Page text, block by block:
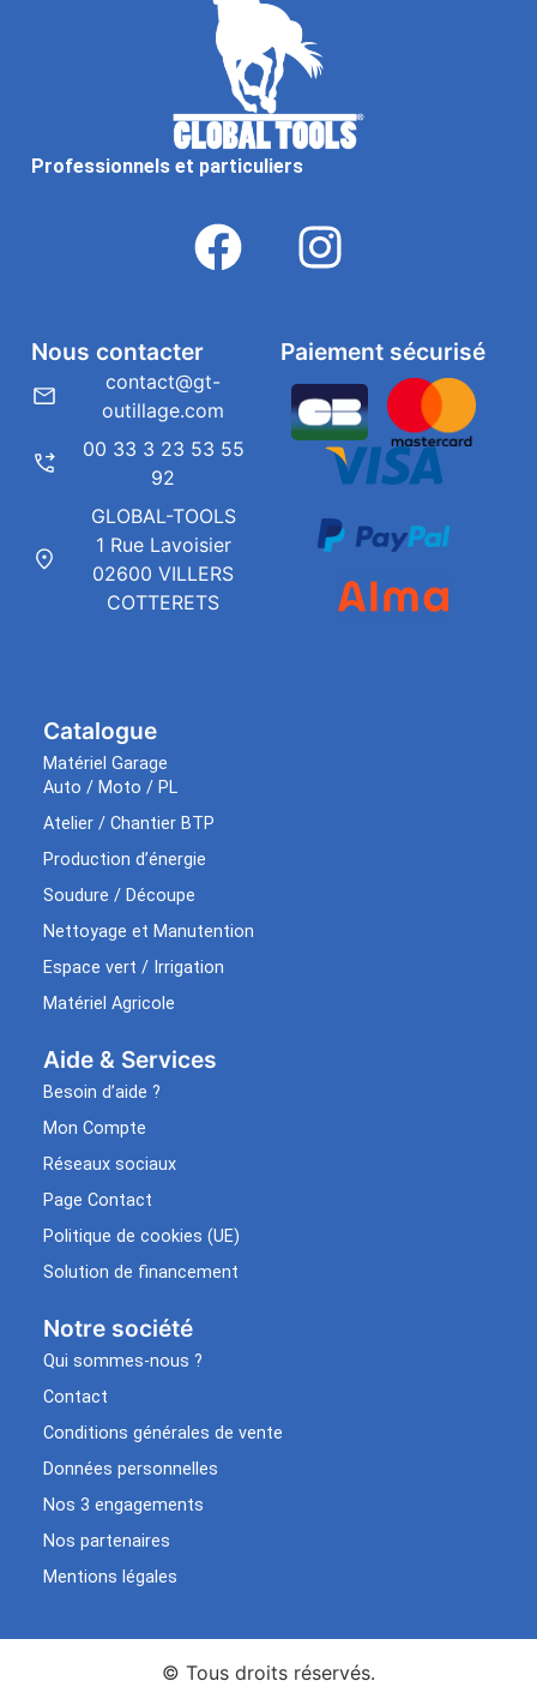
Professionnels et particuliers
Catalogue
Matériel Garage
Auto / Moto / PL
Atelier / Chantier BTP
Production d’énergie
Soudure / Découpe
Nettoyage et Manutention
Espace vert / Irrigation
Matériel Agricole
Aide & Services​
Besoin d’aide ?
Mon Compte
Réseaux sociaux
Page Contact
Politique de cookies (UE)
Solution de financement
Notre société
Qui sommes-nous ?
Contact
Conditions générales de vente
Données personnelles
Nos 3 engagements
Nos partenaires
Mentions légales
Paiement sécurisé
Nous contacter
contact@gt-
outillage.com
00 33 3 23 53 55
92
GLOBAL-TOOLS
1 Rue Lavoisier
02600 VILLERS
COTTERETS
© Tous droits réservés.